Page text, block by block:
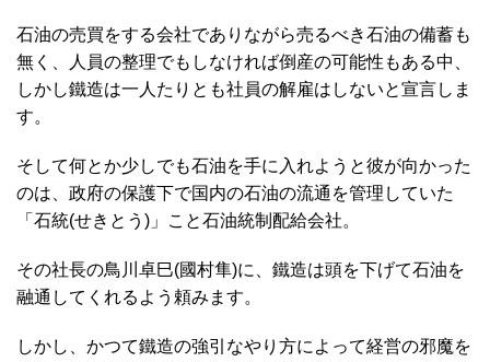
石油の売買をする会社でありながら売るべき石油の備蓄も
無く、人員の整理でもしなければ倒産の可能性もある中、
しかし鐵造は一人たりとも社員の解雇はしないと宣言しま
す。
そして何とか少しでも石油を手に入れようと彼が向かった
のは、政府の保護下で国内の石油の流通を管理していた
「石統(せきとう)」こと石油統制配給会社。
その社長の鳥川卓巳(國村隼)に、鐵造は頭を下げて石油を
融通してくれるよう頼みます。
しかし、かつて鐵造の強引なやり方によって経営の邪魔を